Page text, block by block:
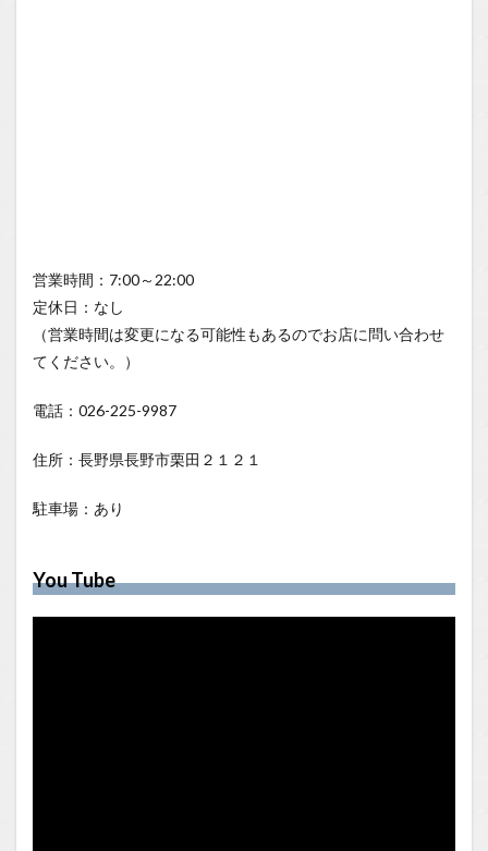
営業時間：7:00～22:00
定休日：なし
（営業時間は変更になる可能性もあるのでお店に問い合わせ
てください。）
電話：026-225-9987
住所：長野県長野市栗田２１２１
駐車場：あり
You Tube